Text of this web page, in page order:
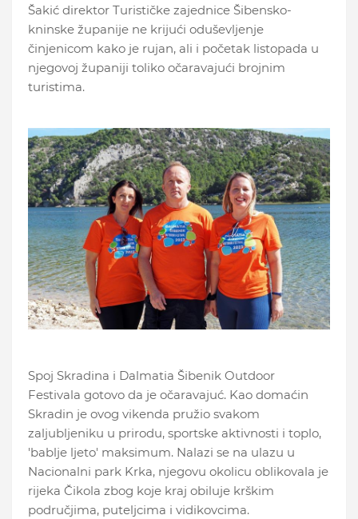
Šakić direktor Turističke zajednice Šibensko-
kninske županije ne krijući oduševljenje
činjenicom kako je rujan, ali i početak listopada u
njegovoj županiji toliko očaravajući brojnim
turistima.
Spoj Skradina i Dalmatia Šibenik Outdoor
Festivala gotovo da je očaravajuć. Kao domaćin
Skradin je ovog vikenda pružio svakom
zaljubljeniku u prirodu, sportske aktivnosti i toplo,
'bablje ljeto' maksimum. Nalazi se na ulazu u
Nacionalni park Krka, njegovu okolicu oblikovala je
rijeka Čikola zbog koje kraj obiluje krškim
područjima, puteljcima i vidikovcima.